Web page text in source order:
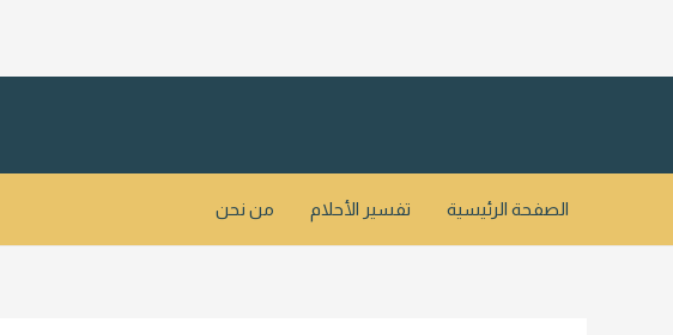
الصفحة الرئيسية تفسير الأحلام من نحن